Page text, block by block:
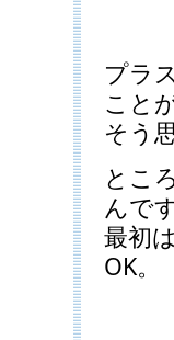
プラ
こと
そう
とこ
んです
最初
OK。